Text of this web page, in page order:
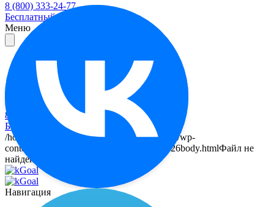
8 (800) 333-24-77
Бесплатный звонок
Меню
О тренажере
Тренировки
Отзывы
Блог
8 (800) 333-24-77
Бесплатный звонок
/home/a/alenapsm/tonis-kegel.ru/public_html/wp-
content/themes/tonis/tilda/files/page29423026body.htmlФайл не
найден: page29423026.html
Навигация